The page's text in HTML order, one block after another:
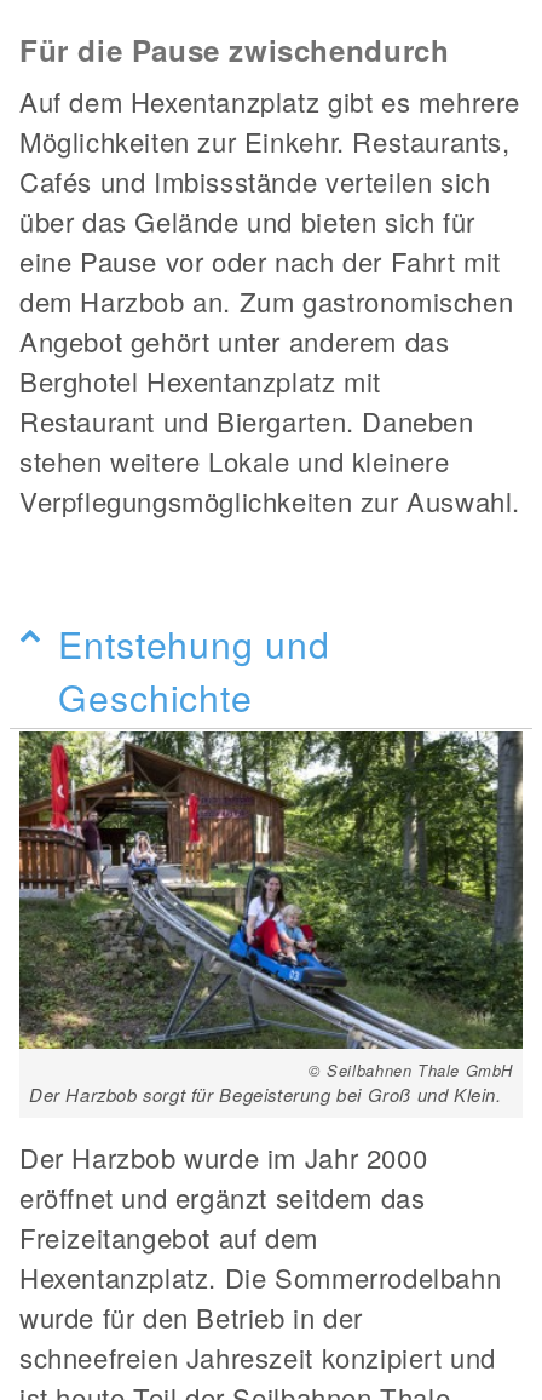
Für die Pause zwischendurch
Auf dem Hexentanzplatz gibt es mehrere
Möglichkeiten zur Einkehr. Restaurants,
Cafés und Imbissstände verteilen sich
über das Gelände und bieten sich für
eine Pause vor oder nach der Fahrt mit
dem Harzbob an. Zum gastronomischen
Angebot gehört unter anderem das
Berghotel Hexentanzplatz mit
Restaurant und Biergarten. Daneben
stehen weitere Lokale und kleinere
Verpflegungsmöglichkeiten zur Auswahl.
Entstehung und
Geschichte
© Seilbahnen Thale GmbH
Der Harzbob sorgt für Begeisterung bei Groß und Klein.
Der Harzbob wurde im Jahr 2000
eröffnet und ergänzt seitdem das
Freizeitangebot auf dem
Hexentanzplatz. Die Sommerrodelbahn
wurde für den Betrieb in der
schneefreien Jahreszeit konzipiert und